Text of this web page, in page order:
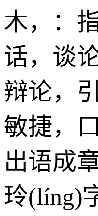
木，：
话，谈
辩论，
敏捷，
出语成章
玲(líng)